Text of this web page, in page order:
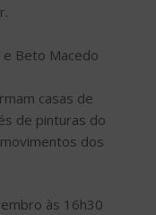
e Beto Macedo
casas de
de pinturas do
dos
às 16h30